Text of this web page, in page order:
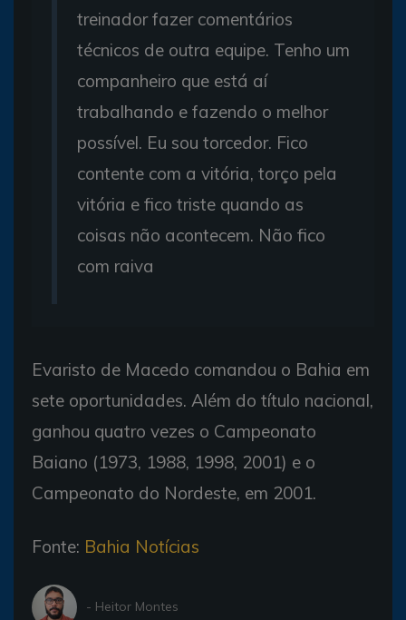
treinador fazer comentários
técnicos de outra equipe. Tenho um
companheiro que está aí
trabalhando e fazendo o melhor
possível. Eu sou torcedor. Fico
contente com a vitória, torço pela
vitória e fico triste quando as
coisas não acontecem. Não fico
com raiva
Evaristo de Macedo comandou o Bahia em
sete oportunidades. Além do título nacional,
ganhou quatro vezes o Campeonato
Baiano (1973, 1988, 1998, 2001) e o
Campeonato do Nordeste, em 2001.
Fonte: Bahia Notícias
- Heitor Montes